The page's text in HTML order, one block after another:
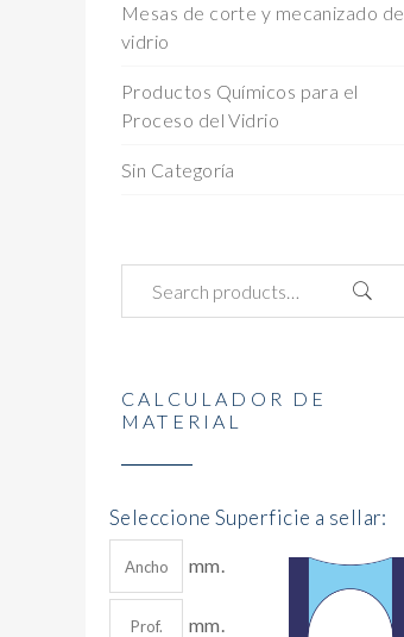
Mesas de corte y mecanizado de
vidrio
Productos Químicos para el
Proceso del Vidrio
Sin Categoría
CALCULADOR DE
MATERIAL
Seleccione Superficie a sellar:
mm.
mm.